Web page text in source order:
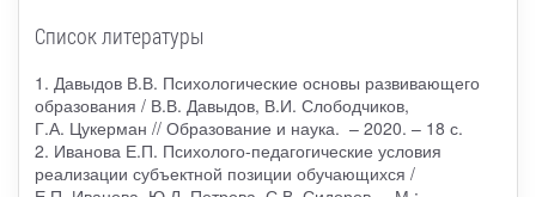
Список литературы
1. Давыдов В.В. Психологические основы развивающего
образования / В.В. Давыдов, В.И. Слободчиков,
Г.А. Цукерман // Образование и наука. – 2020. – 18 с.
2. Иванова Е.П. Психолого-педагогические условия
реализации субъектной позиции обучающихся /